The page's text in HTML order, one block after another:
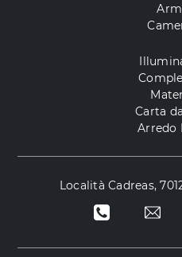
Carta
Arredo
Località Cadreas,